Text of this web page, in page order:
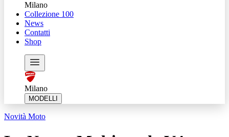
Milano
Collezione 100
News
Contatti
Shop
Milano
MODELLI
Novità Moto